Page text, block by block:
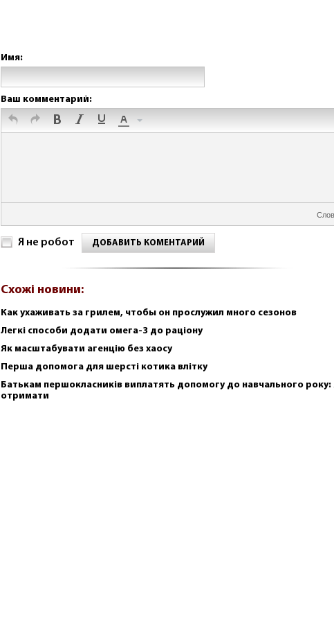
Имя:
Ваш комментарий:
Я не робот ДОБАВИТЬ КОМЕНТАРИЙ
Схожі новини:
Как ухаживать за грилем, чтобы он прослужил много сезонов
Легкі способи додати омега-3 до раціону
Як масштабувати агенцію без хаосу
Перша допомога для шерсті котика влітку
Батькам першокласників виплатять допомогу до навчального року:
отримати